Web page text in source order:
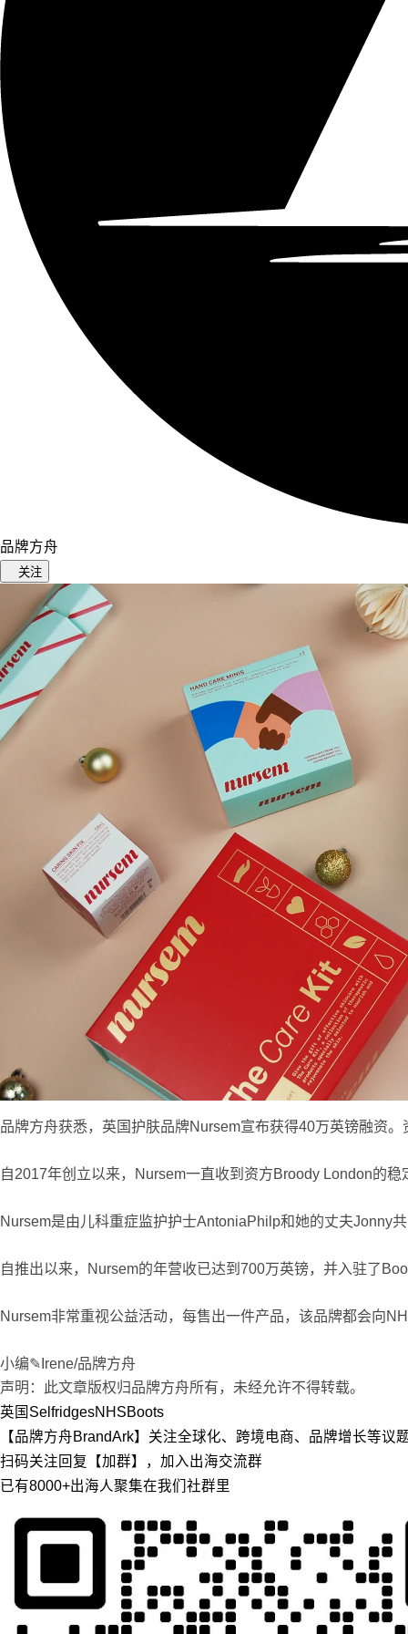
品牌方舟
关注
品牌方舟获悉，英国护肤品牌Nursem宣布获得40万英镑融资
自2017年创立以来，Nursem一直收到资方Broody London的
Nursem是由儿科重症监护护士AntoniaPhilp和她的丈夫Jonny
自推出以来，Nursem的年营收已达到700万英镑，并入驻了
Nursem非常重视公益活动，每售出一件产品，该品牌都会向
小编✎Irene/品牌方舟
声明：此文章版权归品牌方舟所有，未经允许不得转载。
英国 SelfridgesNHSBoots
【品牌方舟BrandArk】关注全球化、跨境电商、品牌增长等议
扫码关注回复【加群】，加入出海交流群
已有8000+出海人聚集在我们社群里